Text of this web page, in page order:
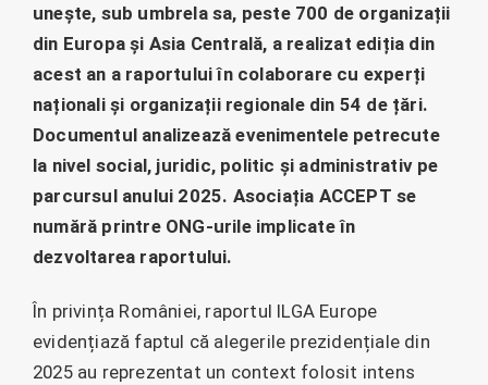
unește, sub umbrela sa, peste 700 de organizații
din Europa și Asia Centrală, a realizat ediția din
acest an a raportului în colaborare cu experți
naționali și organizații regionale din 54 de țări.
Documentul analizează evenimentele petrecute
la nivel social, juridic, politic și administrativ pe
parcursul anului 2025. Asociația ACCEPT se
numără printre ONG-urile implicate în
dezvoltarea raportului.
În privința României, raportul ILGA Europe
evidențiază faptul că alegerile prezidențiale din
2025 au reprezentat un context folosit intens